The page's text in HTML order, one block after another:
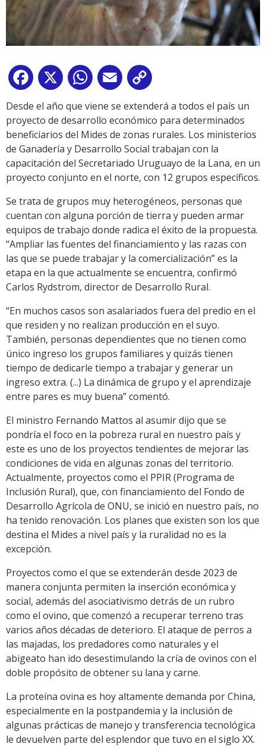
Facebook
X WhatsApp
Email
Link
Desde el año que viene se extenderá a todos el país un
proyecto de desarrollo económico para determinados
beneficiarios del Mides de zonas rurales. Los ministerios
de Ganadería y Desarrollo Social trabajan con la
capacitación del Secretariado Uruguayo de la Lana, en un
proyecto conjunto en el norte, con 12 grupos específicos.
Se trata de grupos muy heterogéneos, personas que
cuentan con alguna porción de tierra y pueden armar
equipos de trabajo donde radica el éxito de la propuesta.
“Ampliar las fuentes del financiamiento y las razas con
las que se puede trabajar y la comercialización” es la
etapa en la que actualmente se encuentra, confirmó
Carlos Rydstrom, director de Desarrollo Rural.
“En muchos casos son asalariados fuera del predio en el
que residen y no realizan producción en el suyo.
También, personas dependientes que no tienen como
único ingreso los grupos familiares y quizás tienen
tiempo de dedicarle tiempo a trabajar y generar un
ingreso extra. (...) La dinámica de grupo y el aprendizaje
entre pares es muy buena” comentó.
El ministro Fernando Mattos al asumir dijo que se
pondría el foco en la pobreza rural en nuestro país y
este es uno de los proyectos tendientes de mejorar las
condiciones de vida en algunas zonas del territorio.
Actualmente, proyectos como el PPIR (Programa de
Inclusión Rural), que, con financiamiento del Fondo de
Desarrollo Agrícola de ONU, se inició en nuestro país, no
ha tenido renovación. Los planes que existen son los que
destina el Mides a nivel país y la ruralidad no es la
excepción.
Proyectos como el que se extenderán desde 2023 de
manera conjunta permiten la inserción económica y
social, además del asociativismo detrás de un rubro
como el ovino, que comenzó a recuperar terreno tras
varios años décadas de deterioro. El ataque de perros a
las majadas, los predadores como naturales y el
abigeato han ido desestimulando la cría de ovinos con el
doble propósito de obtener su lana y carne.
La proteína ovina es hoy altamente demanda por China,
especialmente en la postpandemia y la inclusión de
algunas prácticas de manejo y transferencia tecnológica
le devuelven parte del esplendor que tuvo en el siglo XX.